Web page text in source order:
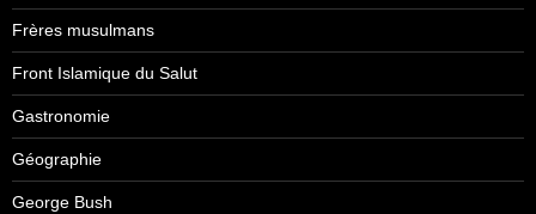
Frères musulmans
Front Islamique du Salut
Gastronomie
Géographie
George Bush